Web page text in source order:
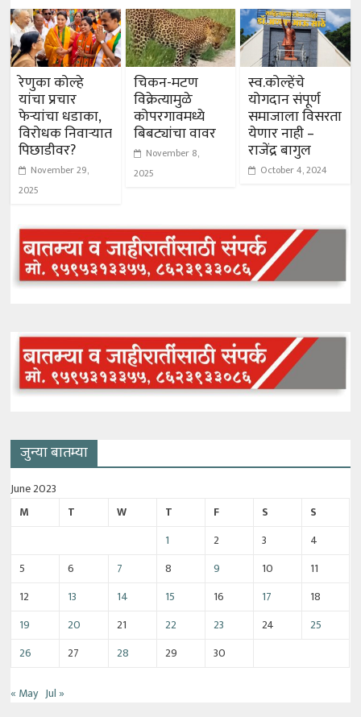
रेणुका कोल्हे
यांचा प्रचार
फेऱ्यांचा धडाका,
विरोधक निवाऱ्यात
पिछाडीवर?
November 29,
2025
चिकन-मटण
विक्रेत्यामुळे
कोपरगावमध्ये
बिबट्यांचा वावर
November 8,
2025
स्व.कोल्हेंचे
योगदान संपूर्ण
समाजाला विसरता
येणार नाही –
राजेंद्र बागुल
October 4, 2024
जुन्या बातम्या
June 2023
M
T W T F S
S
1
2 3
4
5
6 7 8 9 10
11
12
13 14 15 16 17
18
19
20 21 22 23 24
25
26
27 28 29 30
« May Jul »